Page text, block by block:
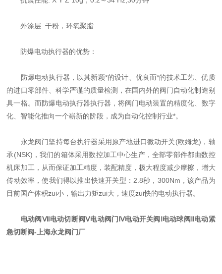
外涂层 :干粉，环氧聚脂
防爆电动执行器的优势：
防爆电动执行器，以其新颖*的设计、优良而*的技术工艺、优质
的进口零部件、科学严谨的质量检测，在国内外的阀门自动化制造别
具一格。而防爆电动执行器执行器，将阀门电动装置的精度化、数字
化、智能化推向一个崭新的阶段，成为自动化控制行业*。
永龙阀门坚持每台执行器采用原产地进口微动开关(欧姆龙)，轴
承(NSK)，我们的箱体采用数控加工中心生产，全部零部件都由数控
机床加工，从而保证加工精度，装配精度，极大程度减少摩擦，增大
传动效率，使我们得以推出快速开关型：2.8秒，300Nm，该产品为
目前国产体积zui小，输出力矩zui大，速度zui快的电动执行器。
电动阀Ⅶ电动切断阀Ⅴ电动阀门Ⅳ电动开关阀Ⅰ电动球阀Ⅱ电动紧
急切断阀- 上海永龙阀门厂